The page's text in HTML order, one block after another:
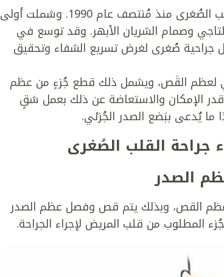
بدأ جرّاحو مُستشفى كليفلاند كلينيك بأجراء عمليات القلب الصُغرى منذ مُنتصف عام 1990. وشملت أولى
وصمام الشريان الأبهر. وقد توسع في
جراحية صُغرى لغرض تسريع الشفاء وتحقيق
لعظم القَص، ويشمل ذلك قطع جُزءٍ من عظم
الإمكان والاستعاضة عن ذلك بعمل شقٍ
ما يُدعى ببَضع الصدر الجُزئي.
جراحة القلب الصُغرى
الصدر
بطول 3-4 بوصة (7-10 سم) في عظم القص، وبذلك يتم قص وفصل عظم الصدر
المطلوب من قلب المريض لإجراء الجراحة.